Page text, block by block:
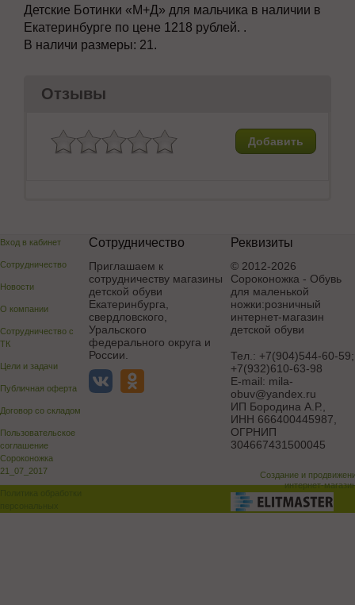
Детские Ботинки «М+Д» для мальчика в наличии в
Екатеринбурге по цене 1218 рублей. .
В наличи размеры: 21.
Отзывы
Добавить
Вход в кабинет
Сотрудничество
Новости
О компании
Сотрудничество с
ТК
Цели и задачи
Публичная оферта
Договор со складом
Пользовательское
соглашение
Сороконожка
21_07_2017
Сотрудничество
Приглашаем к
сотрудничеству магазины
детской обуви
Екатеринбурга,
свердловского,
Уральского
федерального округа и
России.
Реквизиты
© 2012-2026
Сороконожка - Обувь
для маленькой
ножки:розничный
интернет-магазин
детской обуви
Тел.: +7(904)544-60-59;
+7(932)610-63-98
E-mail: mila-
obuv@yandex.ru
ИП Бородина А.Р.
ИНН 666400445987,
ОГРНИП
304667431500045
Создание и
интернет-